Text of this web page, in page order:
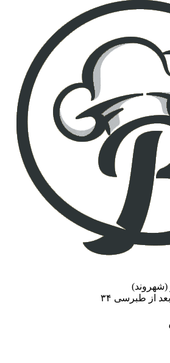
از طبرسی ۳۴